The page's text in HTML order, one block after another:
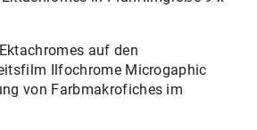
auf den
Ilfochrome Microgaphic
von Farbmakrofiches im